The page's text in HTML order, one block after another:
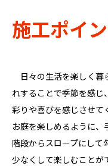
施工ポイ
日々の生活を楽しく暮
れすることで季節を感じ
彩りや喜びを感じさせて
お庭を楽しめるように、
階段からスロープにして
少なくして楽しむことが